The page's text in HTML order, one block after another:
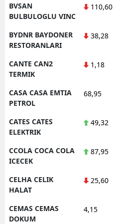
BVSAN
BULBULOGLU VINC
110,60
BYDNR BAYDONER
RESTORANLARI
38,28
CANTE CAN2
TERMIK
1,18
CASA CASA EMTIA
PETROL
68,95
CATES CATES
ELEKTRIK
49,32
CCOLA COCA COLA
ICECEK
87,95
CELHA CELIK
HALAT
25,60
CEMAS CEMAS
DOKUM
4,15